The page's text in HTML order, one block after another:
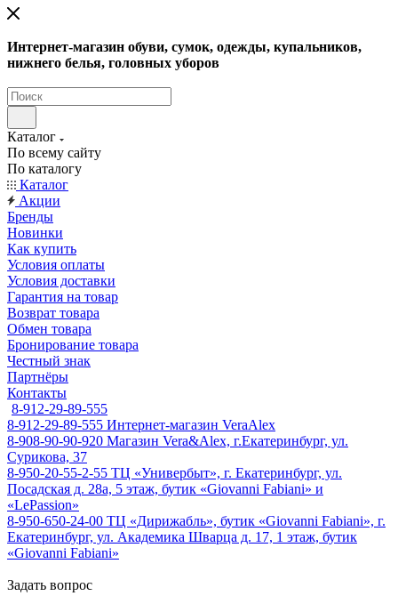
Интернет-магазин обуви, сумок, одежды, купальников,
нижнего белья, головных уборов
Каталог
По всему сайту
По каталогу
Каталог
Акции
Бренды
Новинки
Как купить
Условия оплаты
Условия доставки
Гарантия на товар
Возврат товара
Обмен товара
Бронирование товара
Честный знак
Партнёры
Контакты
8-912-29-89-555
8-912-29-89-555 Интернет-магазин VeraAlex
8-908-90-90-920 Магазин Vera&Alex, г.Екатеринбург, ул.
Сурикова, 37
8-950-20-55-2-55 ТЦ «Универбыт», г. Екатеринбург, ул.
Посадская д. 28а, 5 этаж, бутик «Giovanni Fabiani» и
«LePassion»
8-950-650-24-00 ТЦ «Дирижабль», бутик «Giovanni Fabiani», г.
Екатеринбург, ул. Академика Шварца д. 17, 1 этаж, бутик
«Giovanni Fabiani»
Задать вопрос